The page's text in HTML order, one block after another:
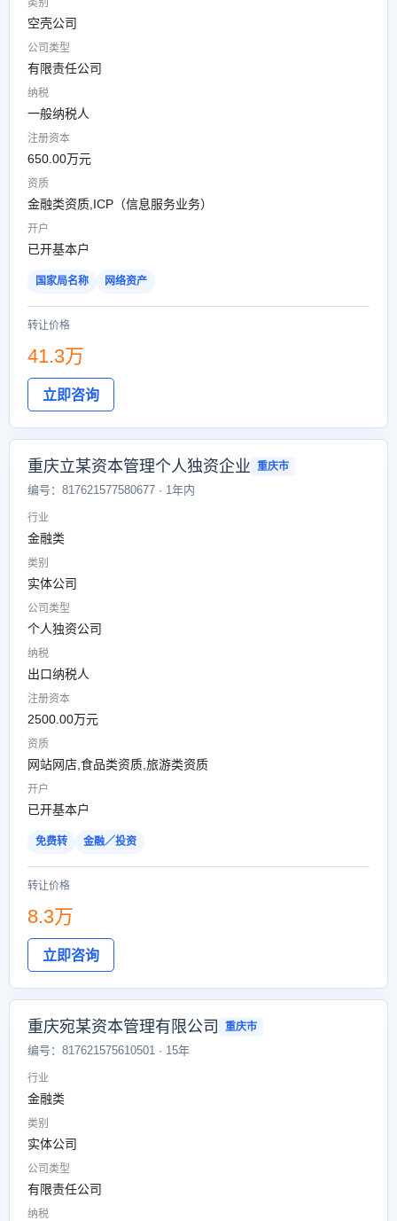
类别
空壳公司
公司类型
有限责任公司
纳税
一般纳税人
注册资本
650.00万元
资质
金融类资质,ICP（信息服务业务）
开户
已开基本户
国家局名称 网络资产
转让价格
41.3万
立即咨询
重庆立某资本管理个人独资企业 重庆市
编号：817621577580677 · 1年内
行业
金融类
类别
实体公司
公司类型
个人独资公司
纳税
出口纳税人
注册资本
2500.00万元
资质
网站网店,食品类资质,旅游类资质
开户
已开基本户
免费转 金融／投资
转让价格
8.3万
立即咨询
重庆宛某资本管理有限公司 重庆市
编号：817621575610501 · 15年
行业
金融类
类别
实体公司
公司类型
有限责任公司
纳税